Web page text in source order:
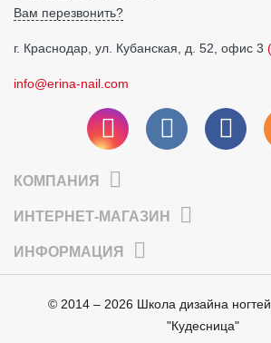
Вам перезвонить?
г. Краснодар, ул. Кубанская, д. 52, офис 3
info@erina-nail.com
КОМПАНИЯ
ИНТЕРНЕТ-МАГАЗИН
ИНФОРМАЦИЯ
© 2014 – 2026 Школа дизайна
"Кудесница"